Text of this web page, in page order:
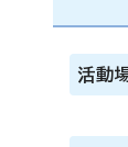
活動